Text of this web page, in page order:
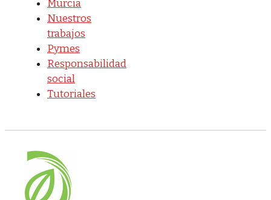
Murcia
Nuestros
trabajos
Pymes
Responsabilidad
social
Tutoriales